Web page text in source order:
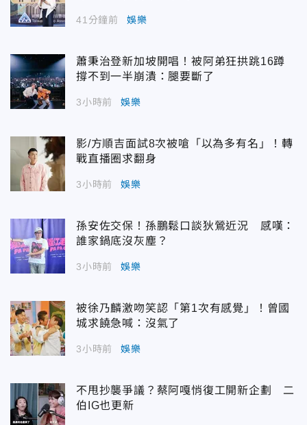
41分鐘前 娛樂
蕭秉治登新加坡開唱！被阿弟狂拱跳16蹲
撐不到一半崩潰：腿要斷了
3小時前 娛樂
影/方順吉面試8次被嗆「以為多有名」！轉
戰直播圈求翻身
3小時前 娛樂
孫安佐交保！孫鵬鬆口談狄鶯近況 感嘆：
誰家鍋底沒灰塵？
3小時前 娛樂
被徐乃麟激吻笑認「第1次有感覺」！曾國
城求饒急喊：沒氣了
3小時前 娛樂
不甩抄襲爭議？蔡阿嘎悄復工開新企劃 二
伯IG也更新